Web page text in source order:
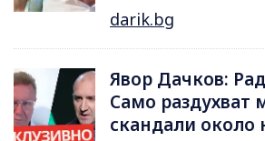
darik.bg
Явор Дачков:
Само раздухват
скандали около